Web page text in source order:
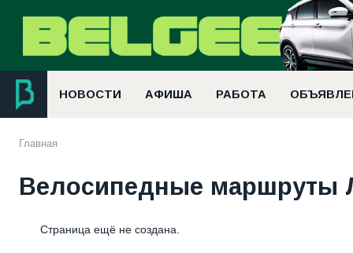
НОВОСТИ АФИША РАБОТА
Главная
Велосипедные маршруты
Страница ещё не создана.